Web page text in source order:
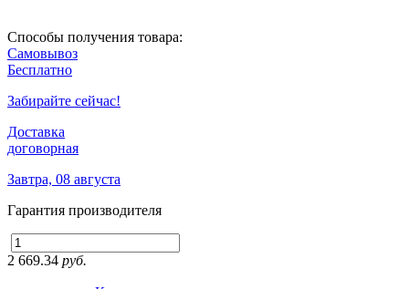
Способы получения товара:
Самовывоз
Бесплатно
Забирайте сейчас!
Доставка
договорная
Завтра, 08 августа
Гарантия производителя
2 669.34 руб.